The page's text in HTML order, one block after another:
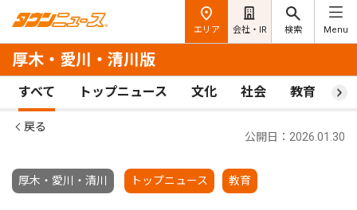
エリア 会社・IR 検索 Menu
厚木・愛川・清川版
すべて トップニュース 文化 社会 教育 ス
戻る
厚木・愛川・清川 トップニュース 教育
公開日：2026.01.30